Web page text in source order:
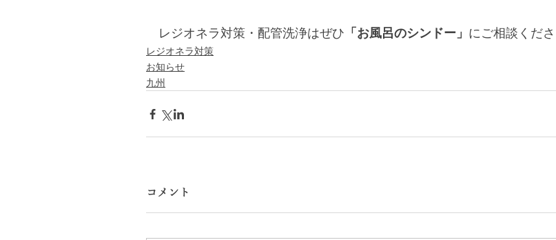
レジオネラ対策・配管洗浄はぜひ 「お風呂のシンドー」 にご相談くださ
レジオネラ対策
お知らせ
九州
コメント